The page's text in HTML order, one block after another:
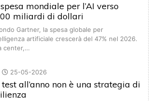
mondiale per l’AI verso
miliardi di dollari
Gartner, la spesa globale per
artificiale crescerà del 47% nel 2026.
center,…
25-05-2026
test all’anno non è una strategia di